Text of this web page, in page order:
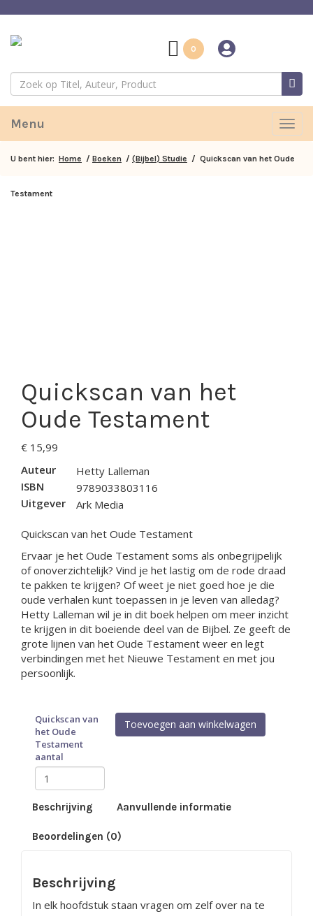
0
Menu
U bent hier: Home / Boeken / (Bijbel) Studie / Quickscan van het Oude
Testament
Quickscan van het
Oude Testament
€ 15,99
Auteur
Hetty Lalleman
ISBN
9789033803116
Uitgever
Ark Media
Quickscan van het Oude Testament
Ervaar je het Oude Testament soms als onbegrijpelijk
of onoverzichtelijk? Vind je het lastig om de rode draad
te pakken te krijgen? Of weet je niet goed hoe je die
oude verhalen kunt toepassen in je leven van alledag?
Hetty Lalleman wil je in dit boek helpen om meer inzicht
te krijgen in dit boeiende deel van de Bijbel. Ze geeft de
grote lijnen van het Oude Testament weer en legt
verbindingen met het Nieuwe Testament en met jou
persoonlijk.
Quickscan van
het Oude
Testament
aantal
Toevoegen aan winkelwagen
Beschrijving Aanvullende informatie
Beoordelingen (0)
Beschrijving
In elk hoofdstuk staan vragen om zelf over na te